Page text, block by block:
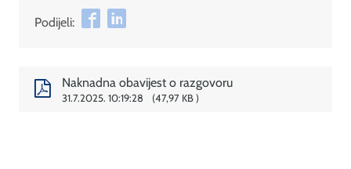
Podijeli:
Naknadna obavijest o razgovoru
31.7.2025. 10:19:28 47,97 KB